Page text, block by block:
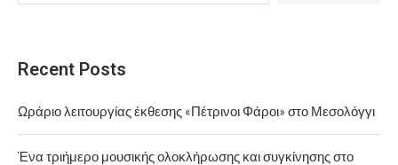
Recent Posts
Ωράριο λειτουργίας έκθεσης «Πέτρινοι Φάροι» στο Μεσολόγγι
Ένα τριήμερο μουσικής ολοκλήρωσης και συγκίνησης στο